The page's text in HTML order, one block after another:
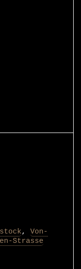
, Von-
Strasse